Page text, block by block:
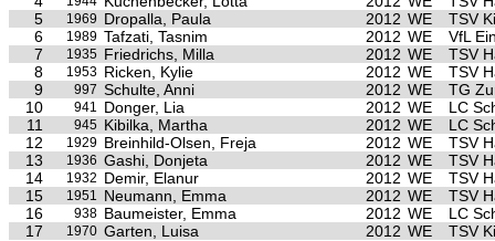
5
1969 Dropalla, Paula 2012 WE
TSV
6
1989 Tafzati, Tasnim 2012 WE
VfL
7
1935 Friedrichs, Milla 2012 WE
TSV
8
1953 Ricken, Kylie 2012 WE
TSV
9
997 Schulte, Anni 2012 WE
TG
10
941 Donger, Lia 2012 WE
LC
11
945 Kibilka, Martha 2012 WE
LC
12
1929 Breinhild-Olsen, Freja 2012 WE
TSV
13
1936 Gashi, Donjeta 2012 WE
TSV
14
1932 Demir, Elanur 2012 WE
TSV
15
1951 Neumann, Emma 2012 WE
TSV
16
938 Baumeister, Emma 2012 WE
LC
17
1970 Garten, Luisa 2012 WE TSV